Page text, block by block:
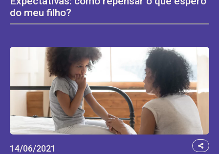
do meu filho?
14/06/2021